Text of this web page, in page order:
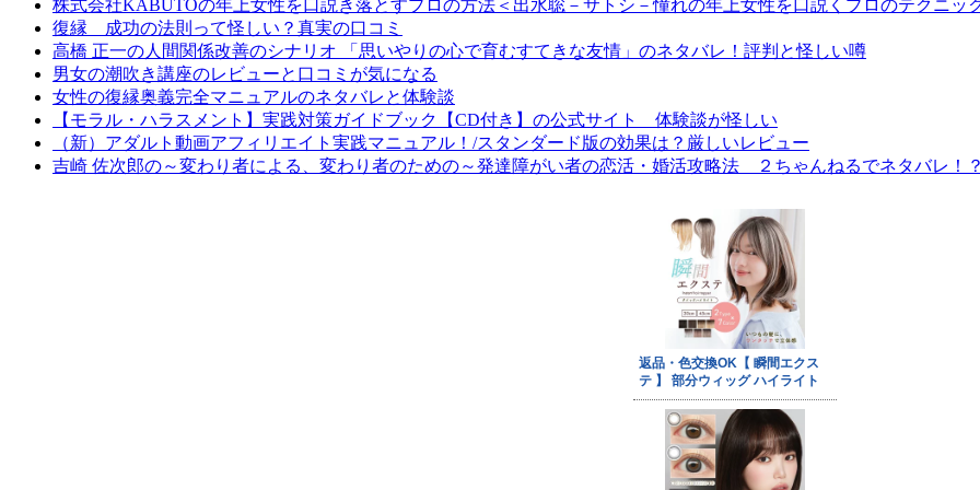
株式会社KABUTOの年上女性を口説き落とすプロの方法＜出水聡－サトシ－憧れの年上女性を口説くプロのテクニッ
復縁 成功の法則って怪しい？真実の口コミ
高橋 正一の人間関係改善のシナリオ 「思いやりの心で育むすてきな友情」のネタバレ！評判と怪しい噂
男女の潮吹き講座のレビューと口コミが気になる
女性の復縁奥義完全マニュアルのネタバレと体験談
【モラル・ハラスメント】実践対策ガイドブック【CD付き】の公式サイト 体験談が怪しい
（新）アダルト動画アフィリエイト実践マニュアル！/スタンダード版の効果は？厳しいレビュー
吉崎 佐次郎の～変わり者による、変わり者のための～発達障がい者の恋活・婚活攻略法 ２ちゃんねるでネタバレ！？